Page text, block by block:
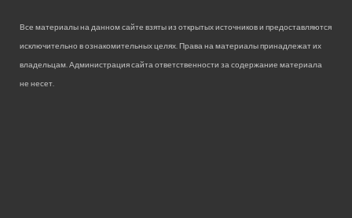
Все материалы на данном сайте взяты из открытых источников и предоставляются
исключительно в ознакомительных целях. Права на материалы принадлежат их
владельцам. Администрация сайта ответственности за содержание материала
не несет.